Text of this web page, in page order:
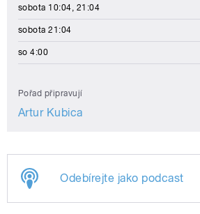
sobota 10:04, 21:04
sobota 21:04
so 4:00
Pořad připravují
Artur Kubica
Odebírejte jako podcast